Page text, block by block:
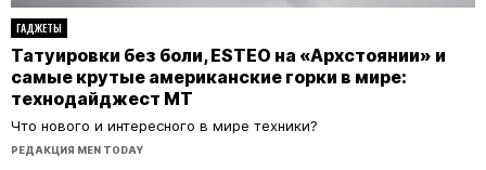
ГАДЖЕТЫ
Татуировки без боли, ESTEO на «Архстоянии» и
самые крутые американские горки в мире:
технодайджест MT
РЕДАКЦИЯ MEN TODAY
Что нового и интересного в мире техники?